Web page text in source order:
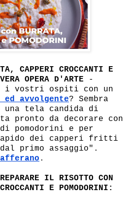
CAPPERI CROCCANTI E
OPERA D'ARTE -
i vostri ospiti con un
avvolgente? Sembra
tela candida di
pronto da decorare con
pomodorini e per
dei capperi fritti
primo assaggio".
.
IL RISOTTO CON
E POMODORINI: